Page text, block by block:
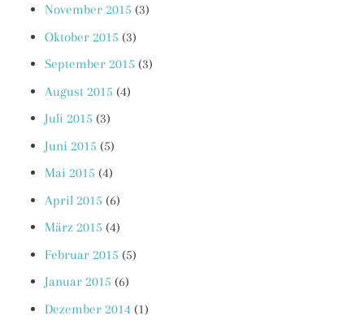
November 2015 (3)
Oktober 2015 (3)
September 2015 (3)
August 2015 (4)
Juli 2015 (3)
Juni 2015 (5)
Mai 2015 (4)
April 2015 (6)
März 2015 (4)
Februar 2015 (5)
Januar 2015 (6)
Dezember 2014 (1)